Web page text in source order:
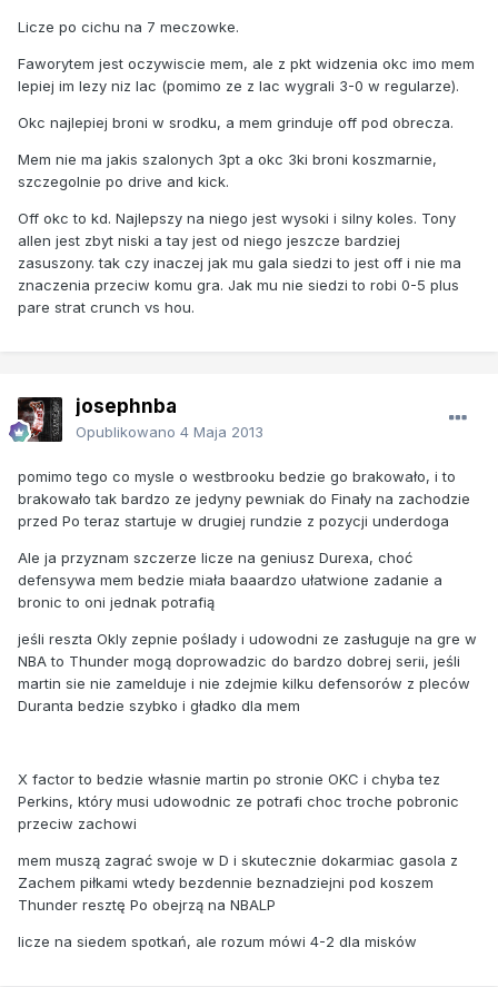
Licze po cichu na 7 meczowke.
Faworytem jest oczywiscie mem, ale z pkt widzenia okc imo mem
lepiej im lezy niz lac (pomimo ze z lac wygrali 3-0 w regularze).
Okc najlepiej broni w srodku, a mem grinduje off pod obrecza.
Mem nie ma jakis szalonych 3pt a okc 3ki broni koszmarnie,
szczegolnie po drive and kick.
Off okc to kd. Najlepszy na niego jest wysoki i silny koles. Tony
allen jest zbyt niski a tay jest od niego jeszcze bardziej
zasuszony. tak czy inaczej jak mu gala siedzi to jest off i nie ma
znaczenia przeciw komu gra. Jak mu nie siedzi to robi 0-5 plus
pare strat crunch vs hou.
josephnba
Opublikowano 4 Maja 2013
pomimo tego co mysle o westbrooku bedzie go brakowało, i to
brakowało tak bardzo ze jedyny pewniak do Finały na zachodzie
przed Po teraz startuje w drugiej rundzie z pozycji underdoga
Ale ja przyznam szczerze licze na geniusz Durexa, choć
defensywa mem bedzie miała baaardzo ułatwione zadanie a
bronic to oni jednak potrafią
jeśli reszta Okly zepnie poślady i udowodni ze zasługuje na gre w
NBA to Thunder mogą doprowadzic do bardzo dobrej serii, jeśli
martin sie nie zamelduje i nie zdejmie kilku defensorów z pleców
Duranta bedzie szybko i gładko dla mem
X factor to bedzie własnie martin po stronie OKC i chyba tez
Perkins, który musi udowodnic ze potrafi choc troche pobronic
przeciw zachowi
mem muszą zagrać swoje w D i skutecznie dokarmiac gasola z
Zachem piłkami wtedy bezdennie beznadziejni pod koszem
Thunder resztę Po obejrzą na NBALP
licze na siedem spotkań, ale rozum mówi 4-2 dla misków